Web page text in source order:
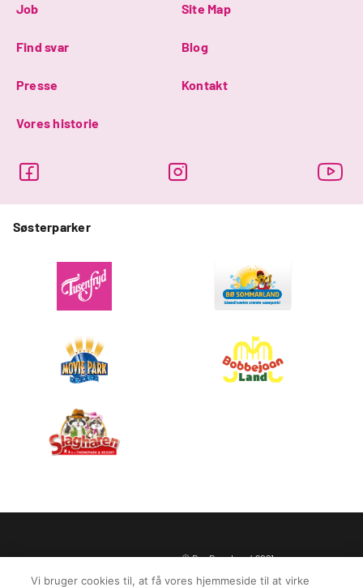
Job Site Map
Find svar Blog
Presse Kontakt
Vores historie
Søsterparker
Privatlivspolitik
Juridiske oplysninger
© BonBon-Land 2021
Vi bruger cookies til, at få vores hjemmeside til at virke